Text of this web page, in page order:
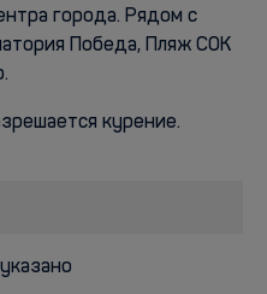
города. Рядом с
Победа, Пляж СОК
курение.